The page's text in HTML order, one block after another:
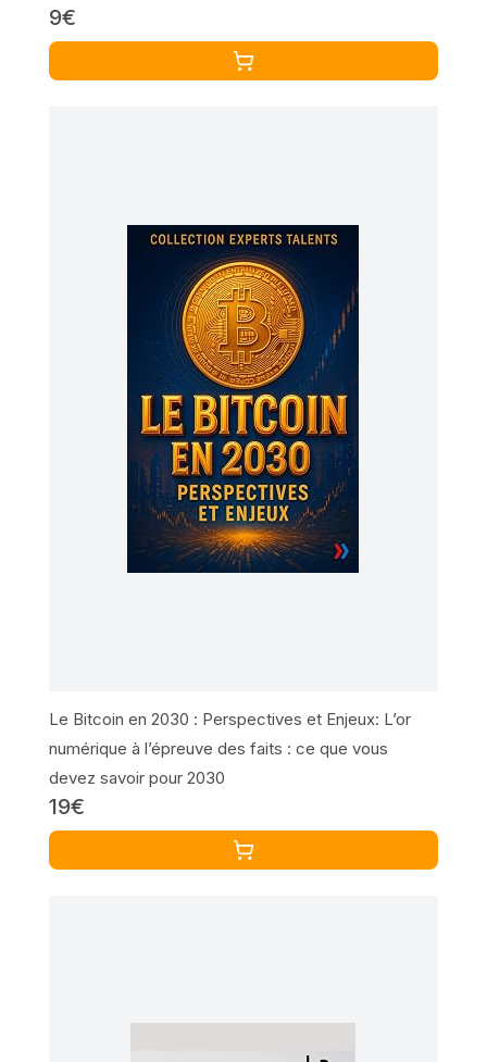
9€
Le Bitcoin en 2030 : Perspectives et Enjeux: L’or
numérique à l’épreuve des faits : ce que vous
devez savoir pour 2030
19€